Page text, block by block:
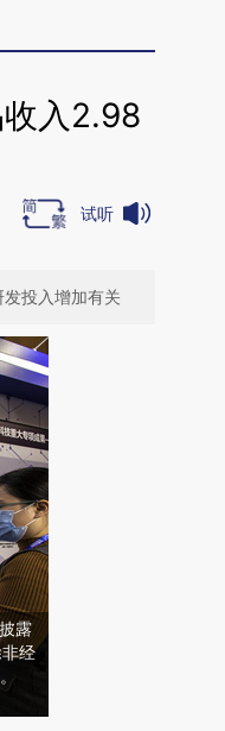
入2.98
试听
投入增加有关
露
经